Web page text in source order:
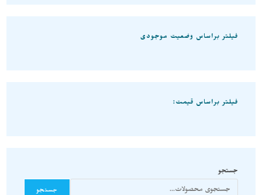
فیلتر براساس وضعیت موجودی
فیلتر براساس قیمت:
جستجو
جستجو